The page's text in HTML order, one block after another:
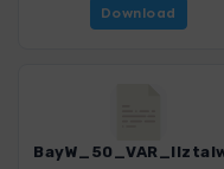
Download